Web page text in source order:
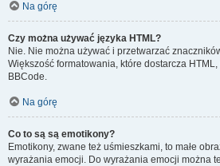
Na górę
Czy można używać języka HTML?
Nie. Nie można używać i przetwarzać
Większość formatowania, które dostarcza
BBCode.
Na górę
Co to są są emotikony?
Emotikony, zwane też uśmieszkami, to małe
wyrażania emocji. Do wyrażania emocji można